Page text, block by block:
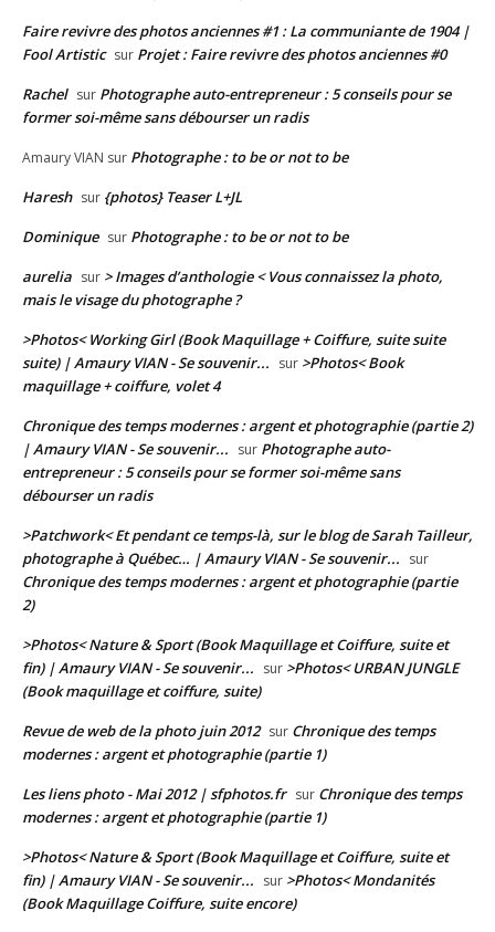
Faire revivre des photos anciennes #1 : La communiante de 1904 |
Fool Artistic sur Projet : Faire revivre des photos anciennes #0
Rachel sur Photographe auto-entrepreneur : 5 conseils pour se
former soi-même sans débourser un radis
Amaury VIAN sur Photographe : to be or not to be
Haresh sur {photos} Teaser L+JL
Dominique sur Photographe : to be or not to be
aurelia sur > Images d’anthologie < Vous connaissez la photo,
mais le visage du photographe ?
>Photos< Working Girl (Book Maquillage + Coiffure, suite suite
suite) | Amaury VIAN - Se souvenir... sur >Photos< Book
maquillage + coiffure, volet 4
Chronique des temps modernes : argent et photographie (partie 2)
| Amaury VIAN - Se souvenir... sur Photographe auto-
entrepreneur : 5 conseils pour se former soi-même sans
débourser un radis
>Patchwork< Et pendant ce temps-là, sur le blog de Sarah Tailleur,
photographe à Québec… | Amaury VIAN - Se souvenir... sur
Chronique des temps modernes : argent et photographie (partie
2)
>Photos< Nature & Sport (Book Maquillage et Coiffure, suite et
fin) | Amaury VIAN - Se souvenir... sur >Photos< URBAN JUNGLE
(Book maquillage et coiffure, suite)
Revue de web de la photo juin 2012 sur Chronique des temps
modernes : argent et photographie (partie 1)
Les liens photo - Mai 2012 | sfphotos.fr sur Chronique des temps
modernes : argent et photographie (partie 1)
>Photos< Nature & Sport (Book Maquillage et Coiffure, suite et
fin) | Amaury VIAN - Se souvenir... sur >Photos< Mondanités
(Book Maquillage Coiffure, suite encore)